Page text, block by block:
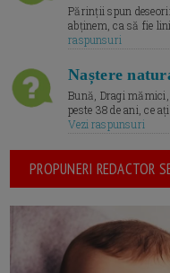
Părinții spun
abținem, ca să fie
raspunsuri
Naștere
Bună, Dragi
peste 38 de ani, ce
Vezi raspunsuri
PROPUNERI REDACTOR